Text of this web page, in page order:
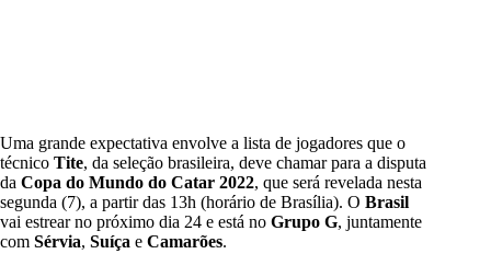
Uma grande expectativa envolve a lista de jogadores que o
técnico Tite, da seleção brasileira, deve chamar para a disputa
da Copa do Mundo do Catar 2022, que será revelada nesta
segunda (7), a partir das 13h (horário de Brasília). O Brasil
vai estrear no próximo dia 24 e está no Grupo G, juntamente
com Sérvia, Suíça e Camarões.